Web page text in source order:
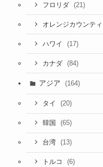
フロリダ (21)
オレンジカウンティ
ハワイ (17)
カナダ (84)
アジア (164)
タイ (20)
韓国 (65)
台湾 (13)
トルコ (6)